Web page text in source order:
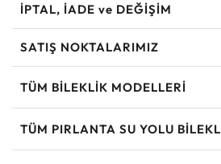
İPTAL, İADE ve DEĞİŞİM
SATIŞ NOKTALARIMIZ
TÜM BILEKLIK MODELLERI
TÜM PIRLANTA SU YOLU